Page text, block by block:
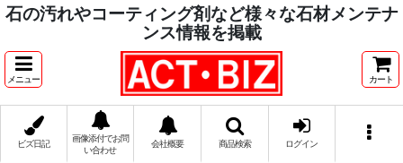
石の汚れやコーティング剤など様々な石材メンテナ
ンス情報を掲載
メニュー カート
ビズ日記
画像添付でお問
い合わせ
会社概要 商品検索 ログイン